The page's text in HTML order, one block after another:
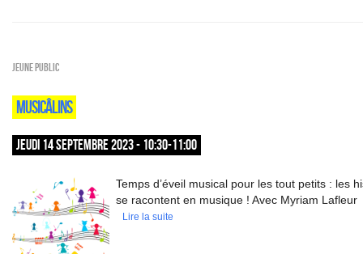
Jeune public
MUSICÂLINS
JEUDI 14 SEPTEMBRE 2023 - 10:30-11:00
Temps d’éveil musical pour les tout petits : les
se racontent en musique ! Avec Myriam Lafleur
Lire la suite